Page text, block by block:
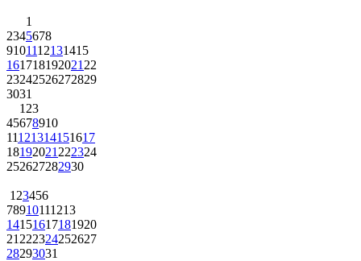
1
2345678
9101112131415
161718192021 22
23242526272829
3031
1 23
45678910
11121314151617
18192021 222324
252627282930
1 23456
78910111213
14151617181920
21 222324252627
28293031